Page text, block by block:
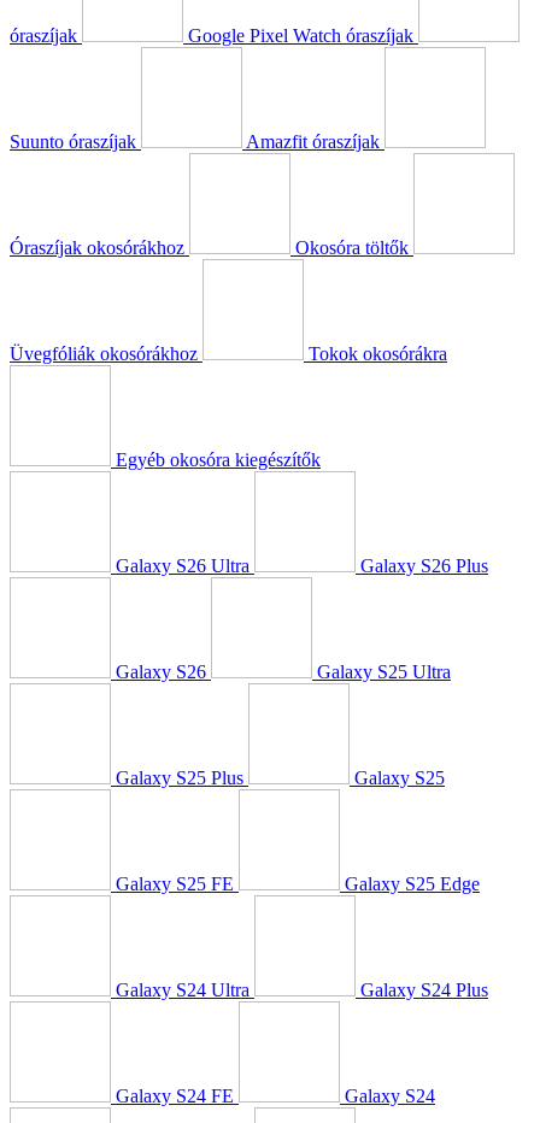
óraszíjak Google Pixel Watch óraszíjak
Suunto óraszíjak Amazfit óraszíjak
Óraszíjak okosórákhoz Okosóra töltők
Üvegfóliák okosórákhoz Tokok okosórákra
Egyéb okosóra kiegészítők
Galaxy S26 Ultra Galaxy S26 Plus
Galaxy S26 Galaxy S25 Ultra
Galaxy S25 Plus Galaxy S25
Galaxy S25 FE Galaxy S25 Edge
Galaxy S24 Ultra Galaxy S24 Plus
Galaxy S24 FE Galaxy S24